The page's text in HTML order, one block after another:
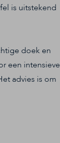
is uitstekend
doek en
een intensieve
advies is om